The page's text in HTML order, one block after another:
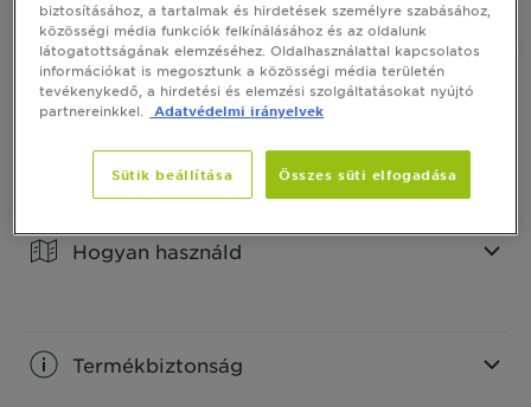
VEGYE MEG ONLINE
CLOSE SUBPANEL
Hogyan használd
Termékbiztonság
biztosításához, a tartalmak és hirdetések személyre szabásához,
közösségi média funkciók felkínálásához és az oldalunk
látogatottságának elemzéséhez. Oldalhasználattal kapcsolatos
információkat is megosztunk a közösségi média területén
tevékenykedő, a hirdetési és elemzési szolgáltatásokat nyújtó
partnereinkkel.
Adatvédelmi irányelvek
Sütik beállítása Összes süti elfogadása